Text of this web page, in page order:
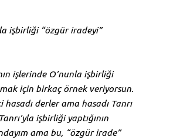
işbirliği “özgür iradeyi”
işlerinde O’nunla işbirliği
için birkaç örnek veriyorsun.
hasadı derler ama hasadı Tanrı
işbirliği yaptığının
ama bu, “özgür irade”